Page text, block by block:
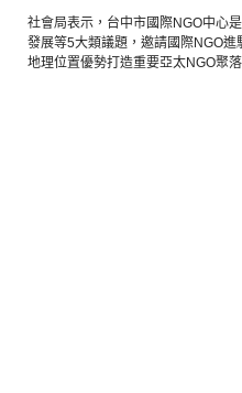
社會局表示，台中市國際NGO中心
發展等5大類議題，邀請國際NGO
地理位置優勢打造重要亞太NGO聚落